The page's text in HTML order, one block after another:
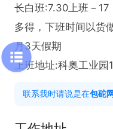
长白班:7.30上班－
多得，下班时间以货
月3天假期
上班地址:科奥工业园
联系我时请说是在包砣